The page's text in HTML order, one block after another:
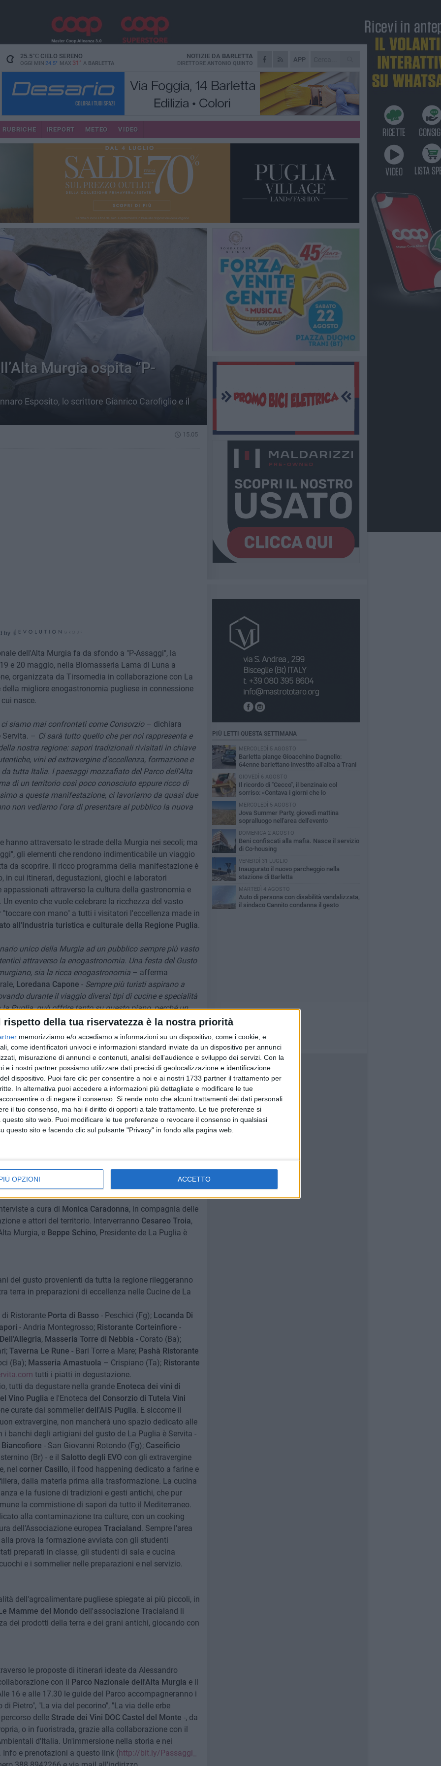
rispetto della tua riservatezza è la nostra priorità
memorizziamo e/o accediamo a informazioni su un dispositivo, come i cookie, e
come identificatori univoci e informazioni standard inviate da un dispositivo per annunci
misurazione di annunci e contenuti, analisi dell'audience e sviluppo dei servizi. Con la
e i nostri partner possiamo utilizzare dati precisi di geolocalizzazione e identificazione
dispositivo. Puoi fare clic per consentire a noi e ai nostri 1733 partner il trattamento per
In alternativa puoi accedere a informazioni più dettagliate e modificare le tue
o di negare il consenso. Si rende noto che alcuni trattamenti dei dati personali
il tuo consenso, ma hai il diritto di opporti a tale trattamento. Le tue preferenze si
sito web. Puoi modificare le tue preferenze o revocare il consenso in qualsiasi
questo sito e facendo clic sul pulsante "Privacy" in fondo alla pagina web.
OPZIONI ACCETTO
25.5°CCIELO SERENO
OGGI MIN 24.5° MAX 31° A BARLETTA
APP
NOTIZIE DA BARLETTA
DIRETTORE ANTONIO QUINTO
RUBRICHE IREPORT METEO VIDEO
Murgia ospita “P-
Esposito, lo scrittore Gianrico Carofiglio e il
15.05
by
dell'Alta Murgia fa da sfondo a "P-Assaggi", la
e 20 maggio, nella Biomasseria Lama di Luna a
organizzata da Tirsomedia in collaborazione con La
migliore enogastronomia pugliese in connessione
nasce.
siamo mai confrontati come Consorzio– dichiara
Servita. – Ci sarà tutto quello che per noi rappresenta e
nostra regione: sapori tradizionali rivisitati in chiave
vini ed extravergine d'eccellenza, formazione e
tutta Italia. I paesaggi mozzafiato del Parco dell'Alta
di un territorio così poco conosciuto eppure ricco di
a questa manifestazione, ci lavoriamo da quasi due
non vediamo l'ora di presentare al pubblico la nuova
hanno attraversato le strade della Murgia nei secoli; ma
gli elementi che rendono indimenticabile un viaggio
da scoprire. Il ricco programma della manifestazione è
in cui itinerari, degustazioni, giochi e laboratori
attraverso la cultura della gastronomia e
evento che vuole celebrare la ricchezza del vasto
con mano" a tutti i visitatori l'eccellenza made in
all'Industria turistica e culturale della Regione Puglia.
unico della Murgia ad un pubblico sempre più vasto
attraverso la enogastronomia. Una festa del Gusto
sia la ricca enogastronomia– afferma
Loredana Capone - Sempre più turisti aspirano a
durante il viaggio diversi tipi di cucine e specialità
Puglia, può offrire tanto su questo piano, perché un
Quelli genuini di un territorio generoso, con una
legata alla terra e ai suoi frutti, che conquista per
Con il Piano strategico Puglia 365 puntiamo sul
ancora poco i sapori che da secoli si tramanda
volta, pur spesso rivisitati da chef contemporanei.
del prodotto enogastronomico perché
ancora meta turistica grazie al cibo. Ben vengano
da Tirsomedia perché vanno proprio nella
condotto da Licia Granello, food editor di Repubblica,
Esposito e dallo scrittore Gianrico Carofiglio, per
enogastronomico in Puglia.
a cura di Monica Caradonna, in compagnia delle
e attori del territorio. Interverranno Cesareo Troia,
Murgia, e Beppe Schino, Presidente de La Puglia è
del gusto provenienti da tutta la regione rileggeranno
terra in preparazioni di eccellenza nelle Cucine de La
Ristorante Porta di Basso- Peschici (Fg); Locanda Di
- Andria Montegrosso; Ristorante Corteinfiore -
, Masseria Torre di Nebbia - Corato (Ba);
Taverna Le Rune - Bari Torre a Mare; Pashà Ristorante
(Ba); Masseria Amastuola – Crispiano (Ta); Ristorante
tutti i piatti in degustazione.
tutti da degustare nella grande Enoteca dei vini di
Vino Puglia e l'Enoteca del Consorzio di Tutela Vini
curate dai sommelier dell'AIS Puglia. E siccome il
extravergine, non mancherà uno spazio dedicato alle
banchi degli artigiani del gusto de La Puglia è Servita -
- San Giovanni Rotondo (Fg); Caseificio
(Br) - e il Salotto degli EVO con gli extravergine
nel corner Casillo, il food happening dedicato a farine e
dalla materia prima alla trasformazione. La cucina
e la fusione di tradizioni e gesti antichi, che pur
la commistione di sapori da tutto il Mediterraneo.
alla contaminazione tra culture, con un cooking
dell'Associazione europea Tracialand. Sempre l'area
prova la formazione avviata con gli studenti
preparati in classe, gli studenti di sala e cucina
e i sommelier nelle preparazioni e nel servizio.
dell'agroalimentare pugliese spiegate ai più piccoli, in
Mamme del Mondodell'associazione Tracialand li
dei prodotti della terra e dei grani antichi, giocando con
le proposte di itinerari ideate da Alessandro
con il Parco Nazionale dell'Alta Murgia e il
16 e alle 17.30 le guide del Parco accompagneranno i
Pietro", "La via del pecorino", "La via delle erbe
delle Strade dei Vini DOC Castel del Monte -, da
o in fuoristrada, grazie alla collaborazione con il
d'Italia. Un'immersione nella storia e nei
e prenotazioni a questo link (http://bit.ly/Passaggi_
PIÙ LETTI QUESTA SETTIMANA
MERCOLEDÌ 5 AGOSTO
Barletta piange Gioacchino Dagnello:
64enne barlettano investito all'alba a Trani
GIOVEDÌ 6 AGOSTO
Il ricordo di "Cecco", il benzinaio col
sorriso: «Contava i giorni che lo
separavano dalla pensione»
MERCOLEDÌ 5 AGOSTO
Jova Summer Party, giovedì mattina
sopralluogo nell'area dell'evento
DOMENICA 2 AGOSTO
Beni confiscati alla mafia. Nasce il servizio
di Co-housing
VENERDÌ 31 LUGLIO
Inaugurato il nuovo parcheggio nella
stazione di Barletta
MARTEDÌ 4 AGOSTO
Auto di persona con disabilità vandalizzata,
il sindaco Cannito condanna il gesto